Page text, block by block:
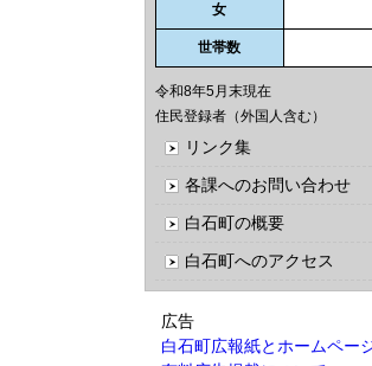
女
世帯数
令和8年5月末現在
住民登録者（外国人含む）
リンク集
各課へのお問い合わせ
白石町の概要
白石町へのアクセス
広告
白石町広報紙とホームペー